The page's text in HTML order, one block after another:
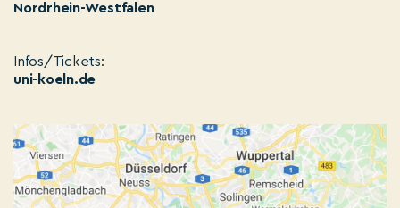
Nordrhein-Westfalen
Infos/Tickets:
uni-koeln.de